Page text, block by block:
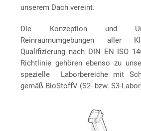
unserem Dach vereint.
Die Konzeption und
Reinraumumgebungen aller
Qualifizierung nach DIN EN ISO
Richtlinie gehören ebenso zu
spezielle Laborbereiche mit
gemäß BioStoffV (S2- bzw. S3-